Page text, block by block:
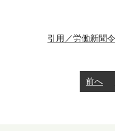
引用／労働新聞
前へ